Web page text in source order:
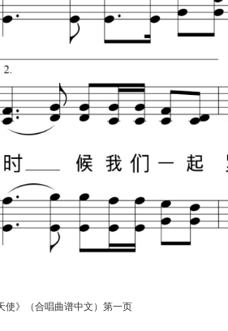
使》（合唱曲谱中文）第一页